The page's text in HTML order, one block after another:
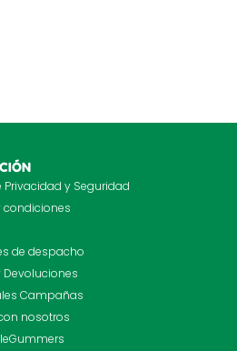
Privacidad y Seguridad
condiciones
de despacho
Campañas
nosotros